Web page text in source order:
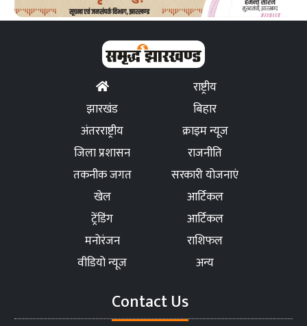
राष्ट्रीय
झारखंड
बिहार
अंतरराष्ट्रीय
क्राइम न्यूज
जिला प्रशासन
राजनीति
तकनीक जगत
सरकारी योजनाएं
खेल
आर्टिकल
ट्रेंडिंग
आर्टिकल
मनोरंजन
राशिफल
वीडियो न्यूज
अन्य
Contact Us